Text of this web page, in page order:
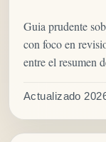
Guia prudente
con foco en
entre el resumen
Actualizado